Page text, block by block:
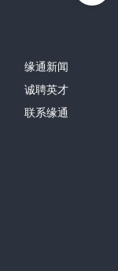
缘通新闻
诚聘英才
联系缘通